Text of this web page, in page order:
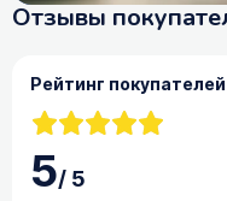
Отзывы
Рейтинг покупателей
5/5